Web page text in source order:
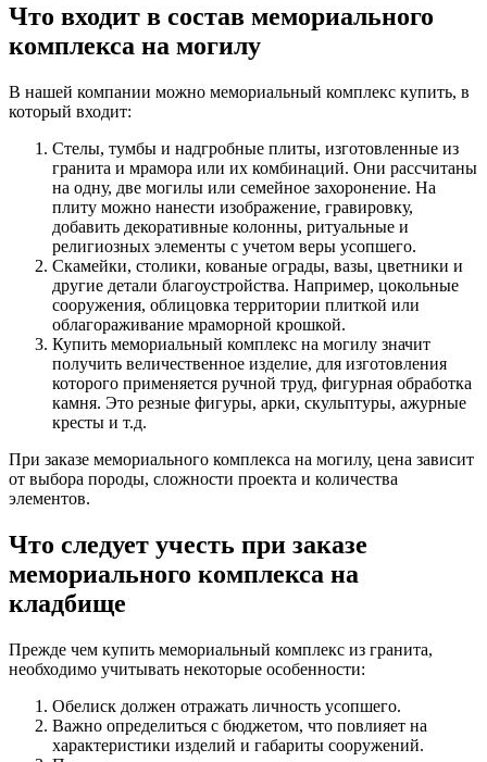
Что входит в состав мемориального
комплекса на могилу
В нашей компании можно мемориальный комплекс купить, в
который входит:
Стелы, тумбы и надгробные плиты, изготовленные из
гранита и мрамора или их комбинаций. Они рассчитаны
на одну, две могилы или семейное захоронение. На
плиту можно нанести изображение, гравировку,
добавить декоративные колонны, ритуальные и
религиозных элементы с учетом веры усопшего.
Скамейки, столики, кованые ограды, вазы, цветники и
другие детали благоустройства. Например, цокольные
сооружения, облицовка территории плиткой или
облагораживание мраморной крошкой.
Купить мемориальный комплекс на могилу значит
получить величественное изделие, для изготовления
которого применяется ручной труд, фигурная обработка
камня. Это резные фигуры, арки, скульптуры, ажурные
кресты и т.д.
При заказе мемориального комплекса на могилу, цена зависит
от выбора породы, сложности проекта и количества
элементов.
Что следует учесть при заказе
мемориального комплекса на
кладбище
Прежде чем купить мемориальный комплекс из гранита,
необходимо учитывать некоторые особенности:
Обелиск должен отражать личность усопшего.
Важно определиться с бюджетом, что повлияет на
характеристики изделий и габариты сооружений.